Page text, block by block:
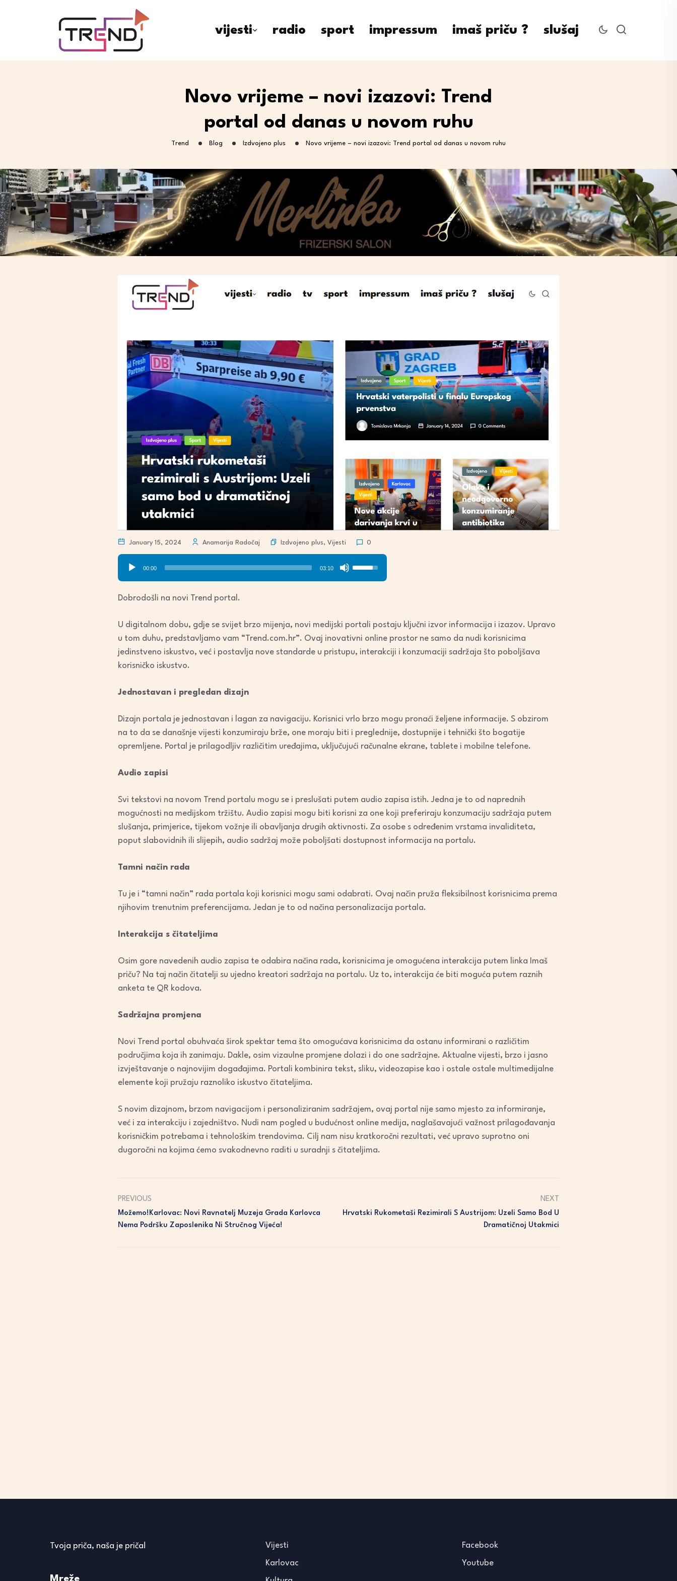
vijesti radio sport impressum imaš priču ? slušaj
Novo vrijeme – novi izazovi: Trend
portal od danas u novom ruhu
Trend Blog Izdvojeno plus Novo vrijeme – novi izazovi: Trend portal od danas u novom ruhu
January 15, 2024 Anamarija Radočaj Izdvojeno plus, Vijesti 0
Audio
Player
00:00 03:10
Use
Up/Down
increase
Dobrodošli na novi Trend portal.
U digitalnom dobu, gdje se svijet brzo mijenja, novi medijski portali postaju ključni izvor informacija i izazov. Upravo
u tom duhu, predstavljamo vam “Trend.com.hr”. Ovaj inovativni online prostor ne samo da nudi korisnicima
jedinstveno iskustvo, već i postavlja nove standarde u pristupu, interakciji i konzumaciji sadržaja što poboljšava
korisničko iskustvo.
Jednostavan i pregledan dizajn
Dizajn portala je jednostavan i lagan za navigaciju. Korisnici vrlo brzo mogu pronaći željene informacije. S obzirom
na to da se današnje vijesti konzumiraju brže, one moraju biti i preglednije, dostupnije i tehnički što bogatije
opremljene. Portal je prilagodljiv različitim uređajima, uključujući računalne ekrane, tablete i mobilne telefone.
Audio zapisi
Svi tekstovi na novom Trend portalu mogu se i preslušati putem audio zapisa istih. Jedna je to od naprednih
mogućnosti na medijskom tržištu. Audio zapisi mogu biti korisni za one koji preferiraju konzumaciju sadržaja putem
slušanja, primjerice, tijekom vožnje ili obavljanja drugih aktivnosti. Za osobe s određenim vrstama invaliditeta,
poput slabovidnih ili slijepih, audio sadržaj može poboljšati dostupnost informacija na portalu.
Tamni način rada
Tu je i “tamni način” rada portala koji korisnici mogu sami odabrati. Ovaj način pruža fleksibilnost korisnicima prema
njihovim trenutnim preferencijama. Jedan je to od načina personalizacija portala.
Interakcija s čitateljima
Osim gore navedenih audio zapisa te odabira načina rada, korisnicima je omogućena interakcija putem linka Imaš
priču? Na taj način čitatelji su ujedno kreatori sadržaja na portalu. Uz to, interakcija će biti moguća putem raznih
anketa te QR kodova.
Sadržajna promjena
Novi Trend portal obuhvaća širok spektar tema što omogućava korisnicima da ostanu informirani o različitim
područjima koja ih zanimaju. Dakle, osim vizaulne promjene dolazi i do one sadržajne. Aktualne vijesti, brzo i jasno
izvještavanje o najnovijim događajima. Portali kombinira tekst, sliku, videozapise kao i ostale ostale multimedijalne
elemente koji pružaju raznoliko iskustvo čitateljima.
S novim dizajnom, brzom navigacijom i personaliziranim sadržajem, ovaj portal nije samo mjesto za informiranje,
već i za interakciju i zajedništvo. Nudi nam pogled u budućnost online medija, naglašavajući važnost prilagođavanja
korisničkim potrebama i tehnološkim trendovima. Cilj nam nisu kratkoročni rezultati, već upravo suprotno oni
dugoročni na kojima ćemo svakodnevno raditi u suradnji s čitateljima.
PREVIOUS
Možemo!Karlovac: Novi Ravnatelj Muzeja Grada Karlovca
Nema Podršku Zaposlenika Ni Stručnog Vijeća!
NEXT
Hrvatski Rukometaši Rezimirali S Austrijom: Uzeli Samo Bod U
Dramatičnoj Utakmici
Tvoja priča, naša je priča! Vijesti
Karlovac
Facebook
Youtube